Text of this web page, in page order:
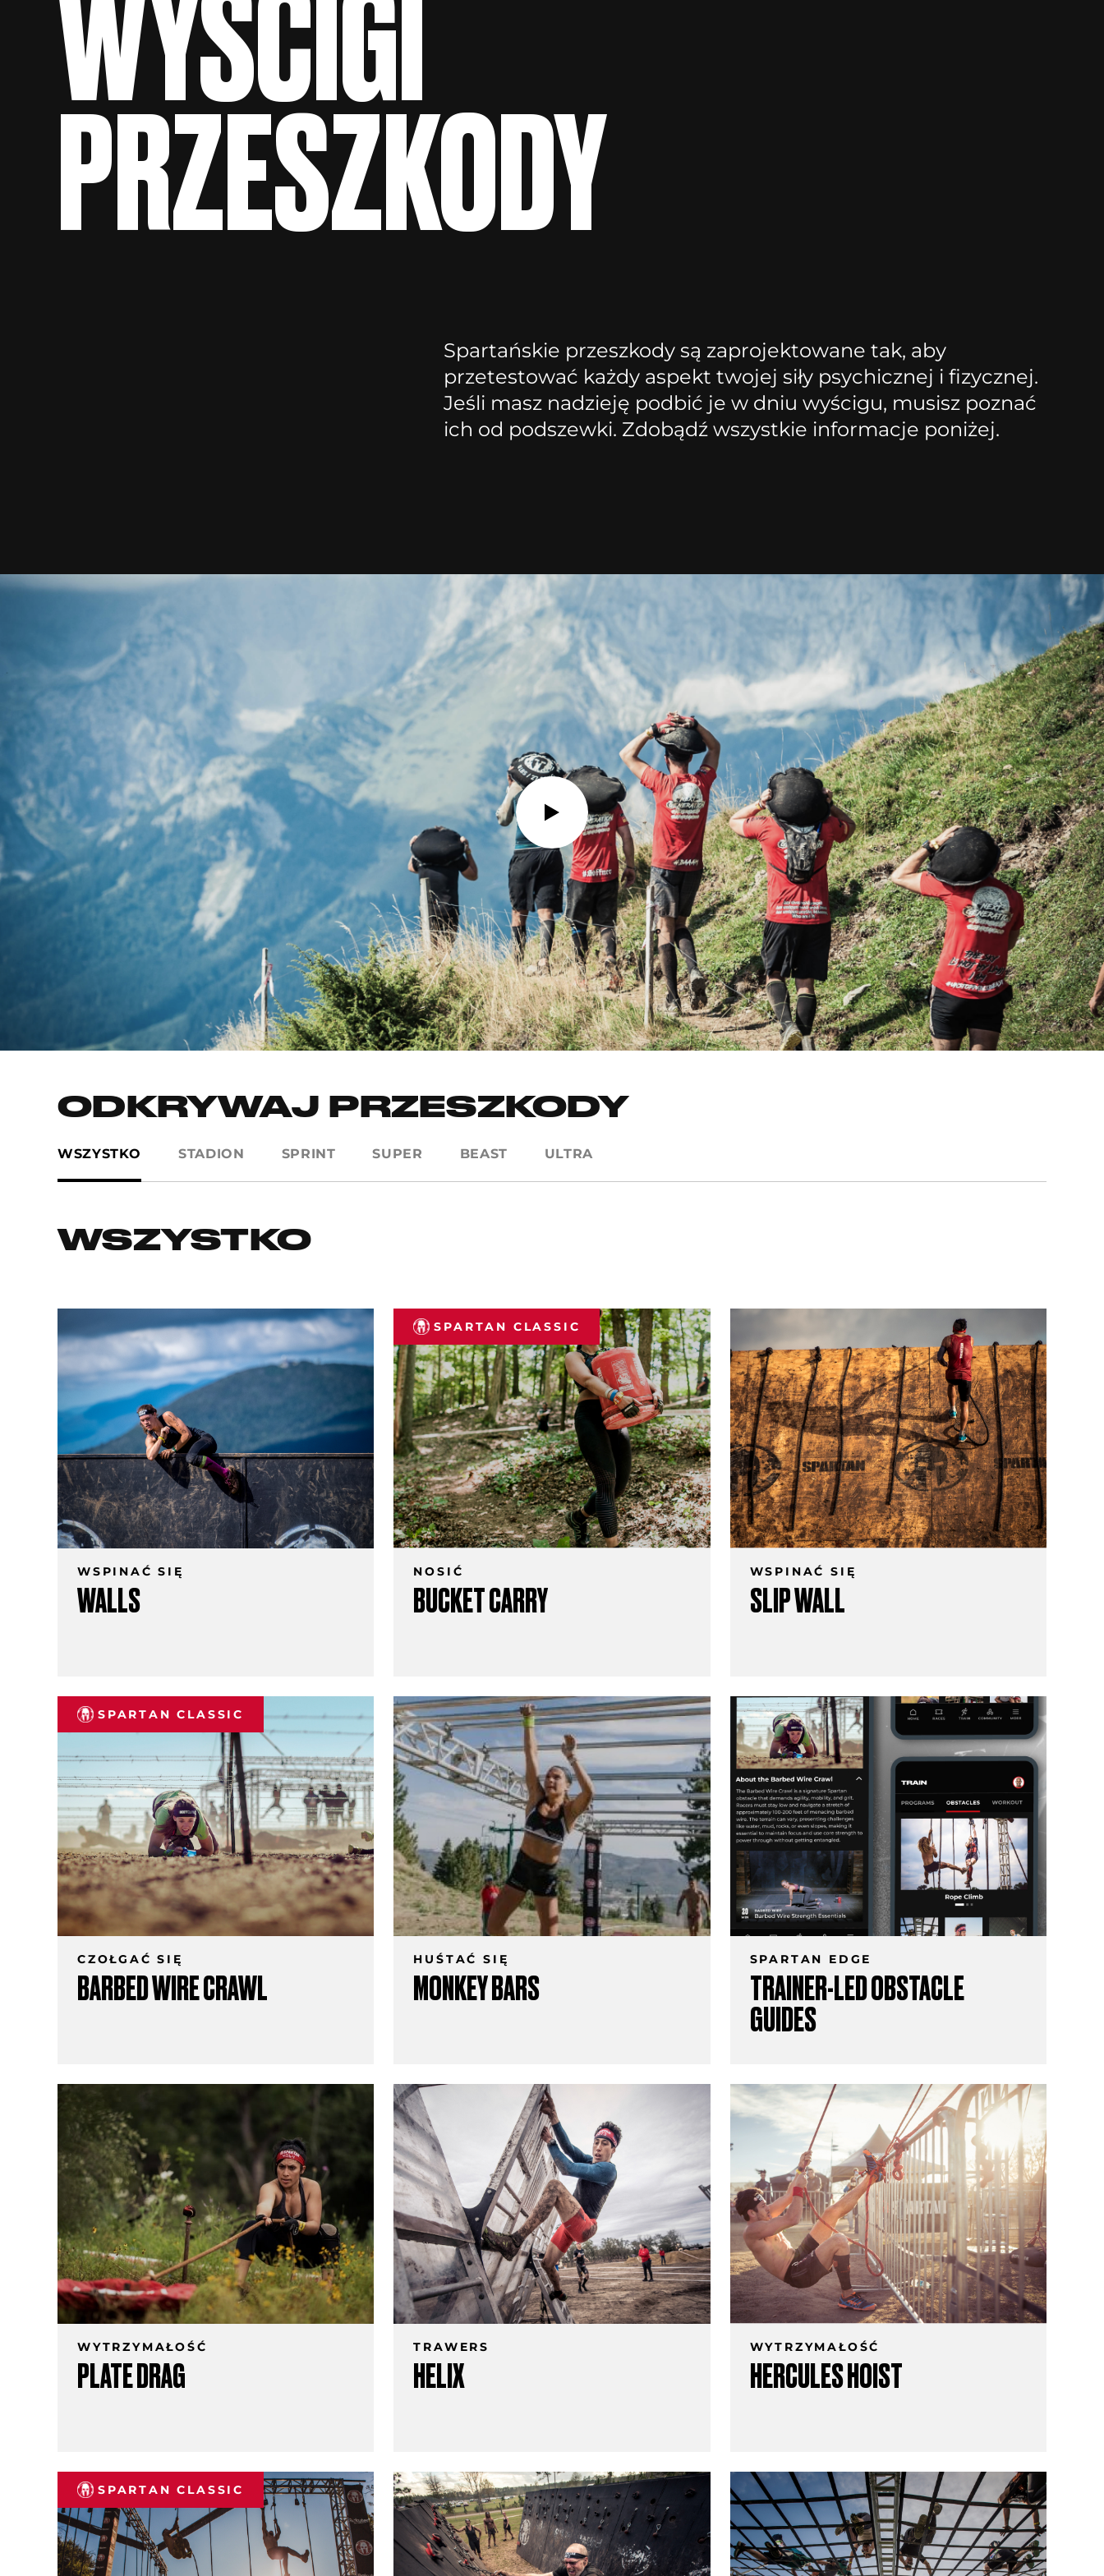
WYŚCIGI
PRZESZKODY
Spartańskie przeszkody są zaprojektowane tak, aby
przetestować każdy aspekt twojej siły psychicznej i fizycznej.
Jeśli masz nadzieję podbić je w dniu wyścigu, musisz poznać
ich od podszewki. Zdobądź wszystkie informacje poniżej.
ODKRYWAJ PRZESZKODY
WSZYSTKO STADION SPRINT SUPER BEAST ULTRA
WSZYSTKO
WSPINAĆ SIĘ
WALLS
SPARTAN CLASSIC
NOSIĆ
BUCKET CARRY
WSPINAĆ SIĘ
SLIP WALL
SPARTAN CLASSIC
CZOŁGAĆ SIĘ
BARBED WIRE CRAWL
HUŚTAĆ SIĘ
MONKEY BARS
SPARTAN EDGE
TRAINER-LED OBSTACLE
GUIDES
WYTRZYMAŁOŚĆ
PLATE DRAG
TRAWERS
HELIX
WYTRZYMAŁOŚĆ
HERCULES HOIST
SPARTAN CLASSIC